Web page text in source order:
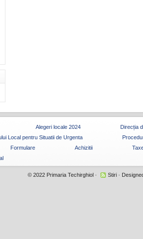
Alegeri locale 2024
Direcția
Local pentru Situatii de Urgenta
Formulare Achizitii
© 2022 Primaria Techirghiol· Stiri·